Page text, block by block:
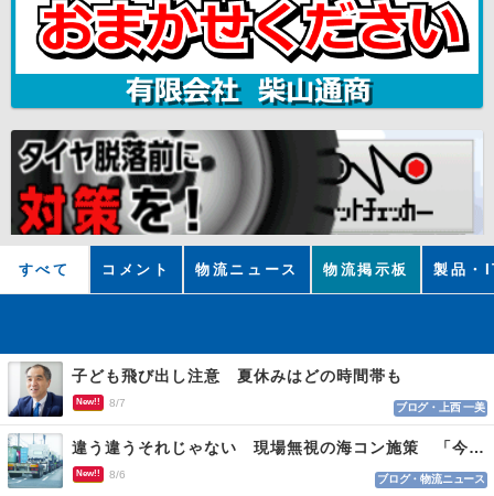
すべて コメント 物流ニュース 物流掲示板 製品・
子ども飛び出し注意 夏休みはどの時間帯も
New!! 8/7 ブログ・上西 一美
違う違うそれじゃない 現場無視の海コン施策 「今でも平均２～３時間は待つ」
New!! 8/6 ブログ・物流ニュース